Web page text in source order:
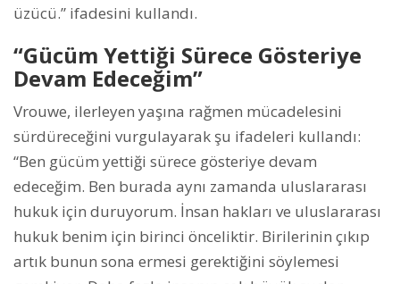
üzücü.” ifadesini kullandı.
“Gücüm Yettiği Sürece Gösteriye
Devam Edeceğim”
Vrouwe, ilerleyen yaşına rağmen mücadelesini
sürdüreceğini vurgulayarak şu ifadeleri kullandı:
“Ben gücüm yettiği sürece gösteriye devam
edeceğim. Ben burada aynı zamanda uluslararası
hukuk için duruyorum. İnsan hakları ve uluslararası
hukuk benim için birinci önceliktir. Birilerinin çıkıp
artık bunun sona ermesi gerektiğini söylemesi